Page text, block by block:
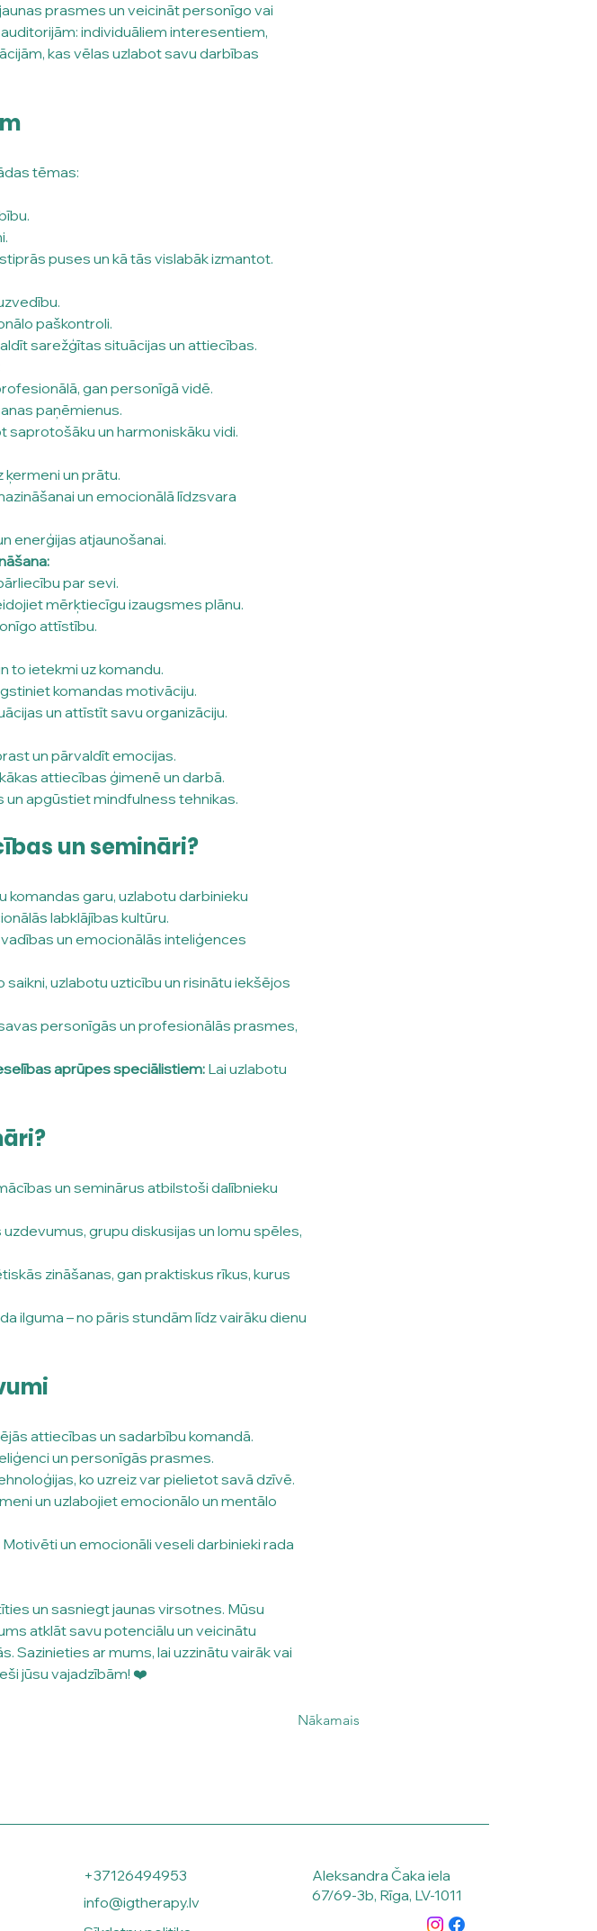
prasmes un veicināt personīgo vai
individuāliem interesentiem,
kas vēlas uzlabot savu darbības
tēmas:
puses un kā tās vislabāk izmantot.
paškontroli.
sarežģītas situācijas un attiecības.
gan personīgā vidē.
paņēmienus.
saprotošāku un harmoniskāku vidi.
un prātu.
un emocionālā līdzsvara
enerģijas atjaunošanai.
par sevi.
mērķtiecīgu izaugsmes plānu.
attīstību.
to ietekmi uz komandu.
komandas motivāciju.
un attīstīt savu organizāciju.
un pārvaldīt emocijas.
attiecības ģimenē un darbā.
apgūstiet mindfulness tehnikas.
un semināri?
komandas garu, uzlabotu darbinieku
labklājības kultūru.
un emocionālās inteliģences
uzlabotu uzticību un risinātu iekšējos
personīgās un profesionālās prasmes,
aprūpes speciālistiem: Lai uzlabotu
un seminārus atbilstoši dalībnieku
grupu diskusijas un lomu spēles,
zināšanas, gan praktiskus rīkus, kurus
ilguma – no pāris stundām līdz vairāku dienu
attiecības un sadarbību komandā.
un personīgās prasmes.
ko uzreiz var pielietot savā dzīvē.
un uzlabojiet emocionālo un mentālo
Motivēti un emocionāli veseli darbinieki rada
un sasniegt jaunas virsotnes. Mūsu
atklāt savu potenciālu un veicinātu
Sazinieties ar mums, lai uzzinātu vairāk vai
jūsu vajadzībām! ❤️
Nākamais
+37126494953
info@igtherapy.lv
Aleksandra Čaka iela
67/69-3b, Rīga, LV-1011